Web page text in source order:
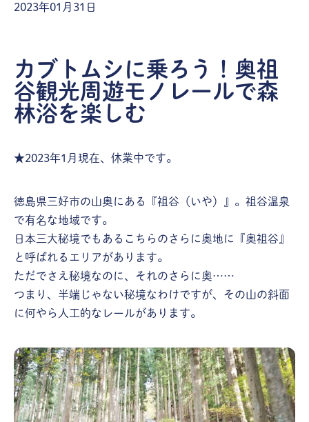
2023年01月31日
カブトムシに乗ろう！奥祖
谷観光周遊モノレールで森
林浴を楽しむ
★2023年1月現在、休業中です。
徳島県三好市の山奥にある『祖谷（いや）』。祖谷温泉
で有名な地域です。
日本三大秘境でもあるこちらのさらに奥地に『奥祖谷』
と呼ばれるエリアがあります。
ただでさえ秘境なのに、それのさらに奥……
つまり、半端じゃない秘境なわけですが、その山の斜面
に何やら人工的なレールがあります。